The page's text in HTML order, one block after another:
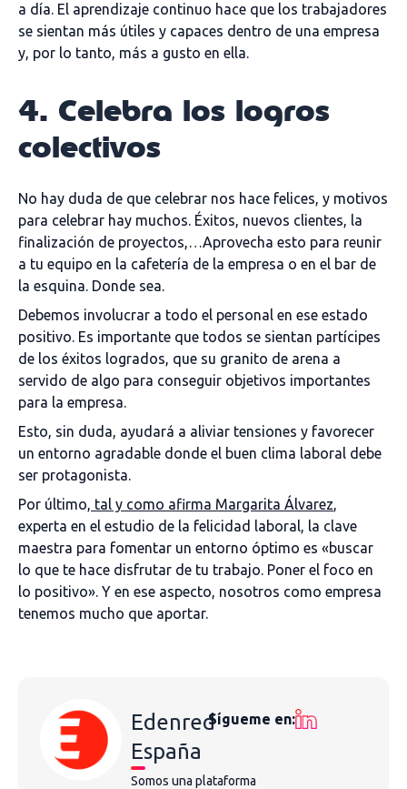
a día. El aprendizaje continuo hace que los trabajadores
se sientan más útiles y capaces dentro de una empresa
y, por lo tanto, más a gusto en ella.
4. Celebra los logros
colectivos
No hay duda de que celebrar nos hace felices, y motivos
para celebrar hay muchos. Éxitos, nuevos clientes, la
finalización de proyectos,…Aprovecha esto para reunir
a tu equipo en la cafetería de la empresa o en el bar de
la esquina. Donde sea.
Debemos involucrar a todo el personal en ese estado
positivo. Es importante que todos se sientan partícipes
de los éxitos logrados, que su granito de arena a
servido de algo para conseguir objetivos importantes
para la empresa.
Esto, sin duda, ayudará a aliviar tensiones y favorecer
un entorno agradable donde el buen clima laboral debe
ser protagonista.
Por último, tal y como afirma Margarita Álvarez,
experta en el estudio de la felicidad laboral, la clave
maestra para fomentar un entorno óptimo es «buscar
lo que te hace disfrutar de tu trabajo. Poner el foco en
lo positivo». Y en ese aspecto, nosotros como empresa
tenemos mucho que aportar.
Edenred
España
Somos una plataforma
Sígueme en: